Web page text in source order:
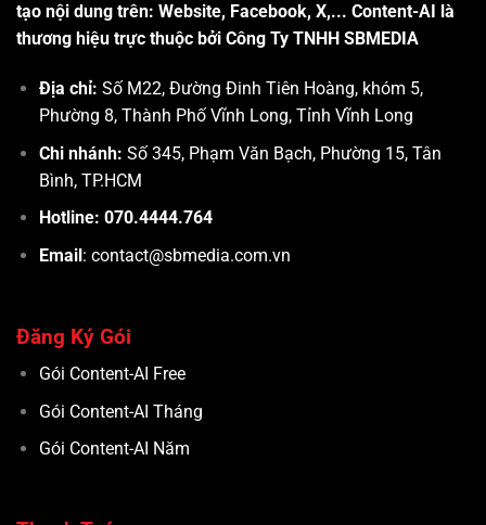
tạo nội dung trên: Website, Facebook, X,... Content-AI là
thương hiệu trực thuộc bởi Công Ty TNHH SBMEDIA
Địa chỉ: Số M22, Đường Đinh Tiên Hoàng, khóm 5,
Phường 8, Thành Phố Vĩnh Long, Tỉnh Vĩnh Long
Chi nhánh: Số 345, Phạm Văn Bạch, Phường 15, Tân
Bình, TP.HCM
Hotline: 070.4444.764
Email: contact@sbmedia.com.vn
Đăng Ký Gói
Gói Content-AI Free
Gói Content-AI Tháng
Gói Content-AI Năm